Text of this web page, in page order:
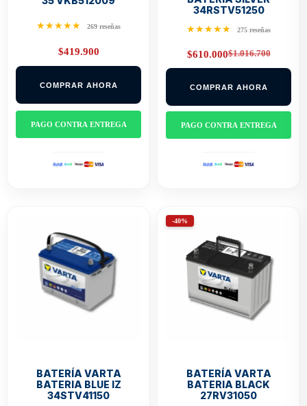
★★★★★ 269 reseñas
$419.900
COMPRAR AHORA
PAGO CONTRA ENTREGA
34RSTV51250
★★★★★ 275 reseñas
$1.016.700
Original
price
$1.016.700.
$610.000Current
price
$610.000.
COMPRAR AHORA
PAGO CONTRA ENTREGA
BATERÍA VARTA
BATERIA BLUE IZ
34STV41150
-40%
BATERÍA VARTA
BATERIA BLACK
27RV31050